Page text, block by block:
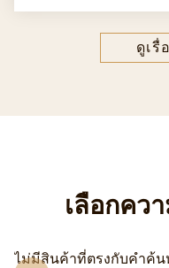
ดูเรื่
เลือกคว
ไม่มีสินค้าที่ตรงกับคำค้